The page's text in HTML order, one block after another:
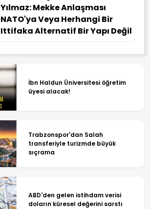
Yılmaz: Mekke Anlaşması
NATO'ya Veya Herhangi Bir
Ittifaka Alternatif Bir Yapı Değil
İbn Haldun Üniversitesi öğretim
üyesi alacak!
Trabzonspor'dan Salah
transferiyle turizmde büyük
sıçrama
ABD'den gelen istihdam verisi
doların küresel değerini sarstı